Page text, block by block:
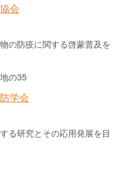
会
の防疫に関する啓蒙普及を
の35
学会
る研究とその応用発展を目